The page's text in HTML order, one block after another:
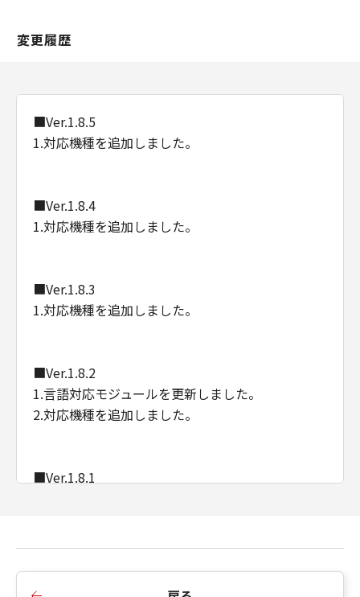
契約における「本ソフトウエア」を意味するも
キヤノン株式会社
変更履歴
■Ver.1.8.5
1.対応機種を追加しました。
■Ver.1.8.4
1.対応機種を追加しました。
■Ver.1.8.3
1.対応機種を追加しました。
■Ver.1.8.2
1.言語対応モジュールを更新しました。
2.対応機種を追加しました。
■Ver.1.8.1